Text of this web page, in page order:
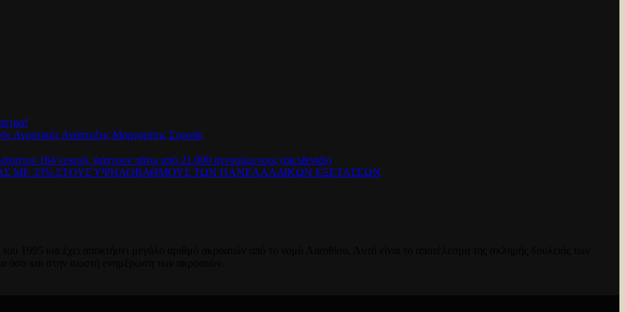
Αγροτικής Ανάπτυξης Μαργαρίτης Σχοινάς
164 νεκροί, ψάχνουν πάνω από 21.000 αγνοούμενους (pics&vids)
ΜΕ 33% ΣΤΟΥΣ ΥΨΗΛΟΒΑΘΜΟΥΣ ΤΩΝ ΠΑΝΕΛΛΑΔΙΚΩΝ ΕΞΕΤΑΣΕΩΝ